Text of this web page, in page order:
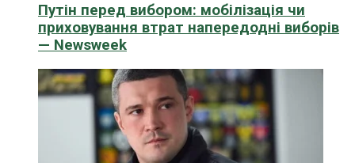
Путін перед вибором: мобілізація чи
приховування втрат напередодні виборів
— Newsweek